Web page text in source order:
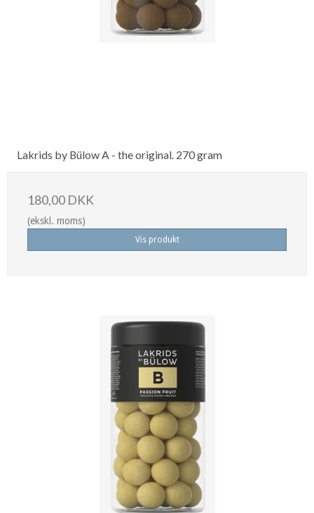
Lakrids by Bülow A - the original. 270 gram
180,00 DKK
(ekskl. moms)
Vis produkt